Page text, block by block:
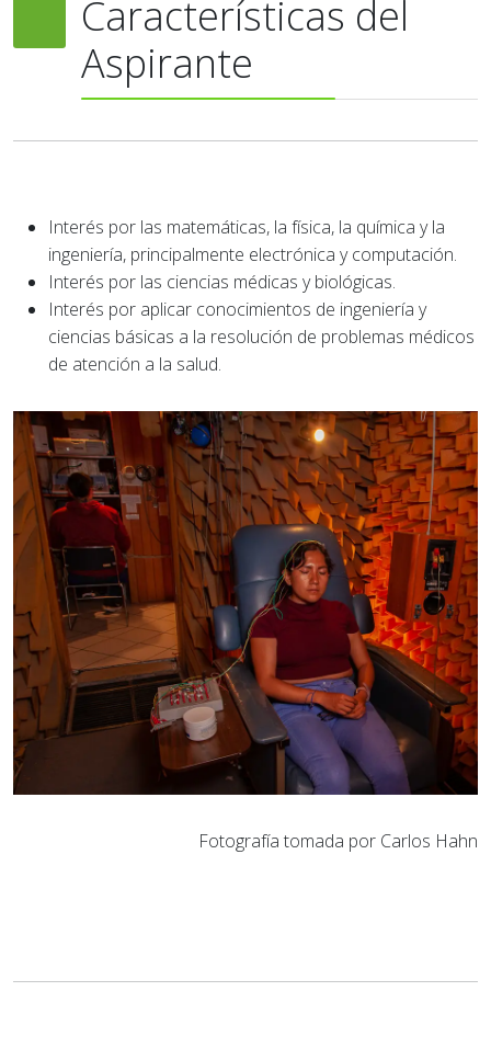
Características del
Aspirante
Interés por las matemáticas, la física, la química y la
ingeniería, principalmente electrónica y computación.
Interés por las ciencias médicas y biológicas.
Interés por aplicar conocimientos de ingeniería y
ciencias básicas a la resolución de problemas médicos
de atención a la salud.
Fotografía tomada por Carlos Hahn